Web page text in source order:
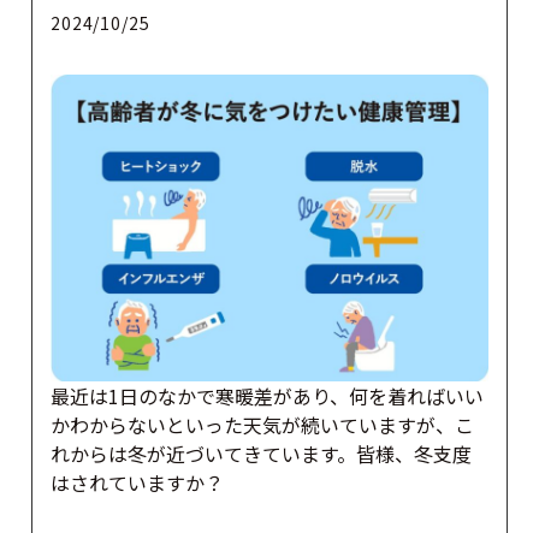
2024/10/25
最近は1日のなかで寒暖差があり、何を着ればいい
かわからないといった天気が続いていますが、こ
れからは冬が近づいてきています。皆様、冬支度
はされていますか？